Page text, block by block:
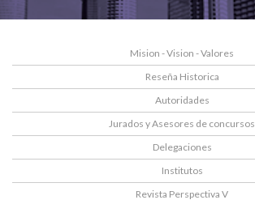
Mision - Vision - Valores
Reseña Historica
Autoridades
Jurados y Asesores de concursos
Delegaciones
Institutos
Revista Perspectiva V